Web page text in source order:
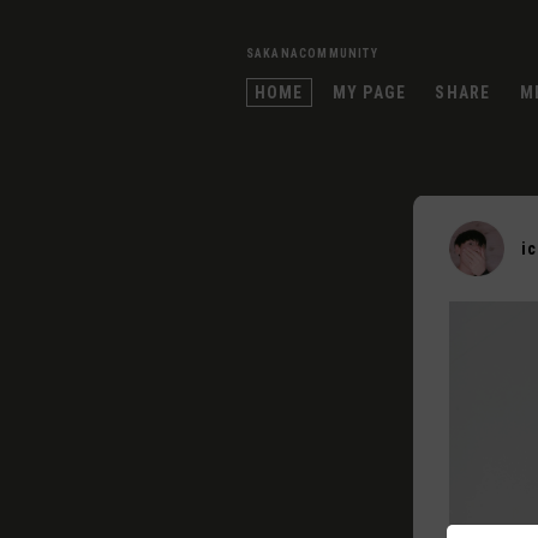
SAKANACOMMUNITY
HOME MY PAGE SHARE